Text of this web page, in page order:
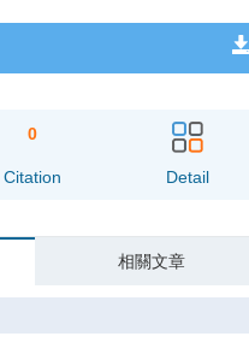
0
Citation Detail
相關文章